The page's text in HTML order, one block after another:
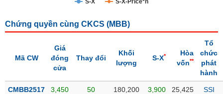
thái
thị
S-X S-X-Price*n
Chứng quyền cùng CKCS (MBB)
Mã CW
Giá
đóng
cửa
Thay đổi
Khối
lượng
S-X*
Hòa
vốn**
Tổ
chức
phát
hành
CMBB2517 3,450
50
180,200 3,900 25,425 SSI
NGÀNH
NGHIỆP